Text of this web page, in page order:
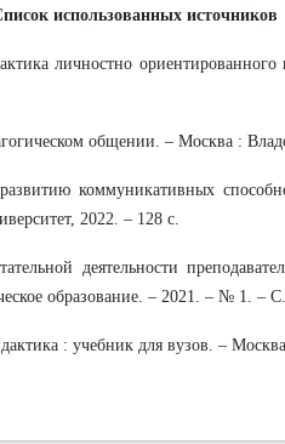
использованных источников
личностно
общении. – Москва :
коммуникативных
2022. – 128 с.
деятельности
образование. – 2021. – № 1. –
: учебник для вузов. –